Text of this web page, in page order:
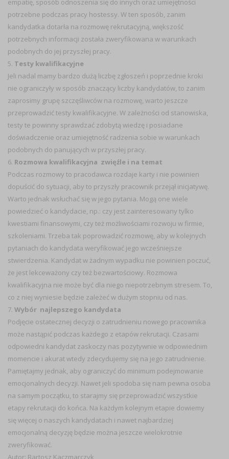
empatię, sposób odnoszenia się do innych oraz umiejętności
potrzebne podczas pracy hostessy. W ten sposób, zanim
kandydatka dotarła na rozmowę rekrutacyjną, większość
potrzebnych informacji została zweryfikowana w warunkach
podobnych do jej przyszłej pracy.
5. Testy kwalifikacyjne
Jeli nadal mamy bardzo dużą liczbę zgłoszeń i poprzednie kroki
nie ograniczyły w sposób znaczący liczby kandydatów, to zanim
zaprosimy grupę szczęśliwców na rozmowę, warto jeszcze
przeprowadzić testy kwalifikacyjne. W zależności od stanowiska,
testy te powinny sprawdzać zdobytą wiedzę i posiadane
doświadczenie oraz umiejętność radzenia sobie w warunkach
podobnych do panujących w przyszłej pracy.
6. Rozmowa kwalifikacyjna  zwięźle i na temat
Podczas rozmowy to pracodawca rozdaje karty i nie powinien
dopuścić do sytuacji, aby to przyszły pracownik przejął inicjatywę.
Warto jednak wsłuchać się w jego pytania. Mogą one wiele
powiedzieć o kandydacie, np.: czy jest zainteresowany tylko
kwestiami finansowymi, czy też możliwościami rozwoju w firmie,
szkoleniami. Trzeba tak poprowadzić rozmowę, aby w kolejnych
pytaniach do kandydata weryfikować jego wcześniejsze
stwierdzenia. Kandydat w żadnym wypadku nie powinien poczuć,
że jest lekceważony czy też bezwartościowy. Rozmowa
kwalifikacyjna nie może być dla niego niepotrzebnym stresem. To,
co z niej wyniesie będzie zależeć w dużym stopniu od nas.
7. Wybór najlepszego kandydata
Podjęcie ostatecznej decyzji o zatrudnieniu nowego pracownika
może nastąpić podczas każdego z etapów rekrutacji. Czasami
odpowiedni kandydat zaskoczy nas pozytywnie w odpowiednim
momencie i akurat wtedy zdecydujemy się na jego zatrudnienie.
Pamiętajmy jednak, aby ograniczyć do minimum podejmowanie
emocjonalnych decyzji. Nawet jeli spodoba się nam pewna osoba
na samym początku, to starajmy się przeprowadzić wszystkie
etapy rekrutacji do końca. Na każdym kolejnym etapie dowiemy
się więcej o naszych kandydatach i nawet najbardziej
emocjonalną decyzję będzie można jeszcze wielokrotnie
zweryfikować.
Autor: Bartosz Kaczmarczyk